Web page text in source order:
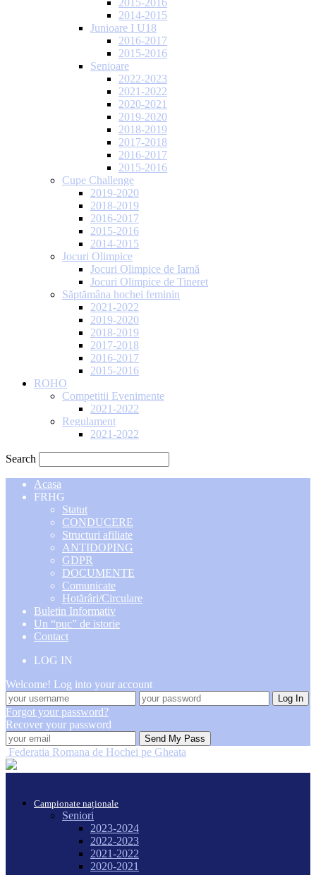
2015-2016
2014-2015
Junioare I U18
2016-2017
2015-2016
Senioare
2022-2023
2021-2022
2020-2021
2019-2020
2018-2019
2017-2018
2016-2017
2015-2016
Cupe Challenge
2019-2020
2018-2019
2016-2017
2015-2016
2014-2015
Jocuri Olimpice
Jocuri Olimpice de Iarnă
Jocuri Olimpice de Tineret
Săptămâna hochei feminin
2021-2022
2019-2020
2018-2019
2017-2018
2016-2017
2015-2016
ROHO
Competitii Evenimente
2021-2022
Regulament
2021-2022
Search
Acasa
FRHG
Statut
CONDUCERE
Structuri afiliate
ANTIDOPING
GDPR
DOCUMENTE
Comunicate
Hotărâri/Circulare
Buletin Informativ
Un “puc” de istorie
Contact
LOG IN
Welcome! Log into your account
Forgot your password?
Recover your password
Federatia Romana de Hochei pe Gheata
Campionate naționale
Seniori
2023-2024
2022-2023
2021-2022
2020-2021